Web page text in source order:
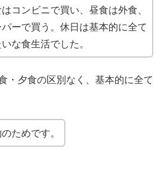
コンビニで買い、昼食は外食、
ーで買う。休日は基本的に全て
な食生活でした。
・夕食の区別なく、基本的に全て
ためです。